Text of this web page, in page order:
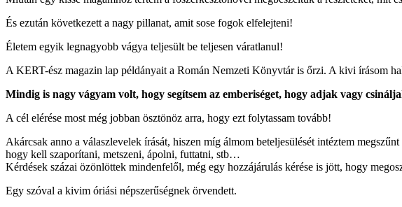
És ezután következett a nagy pillanat, amit sose fogok elfelejteni!
Életem egyik legnagyobb vágya teljesült be teljesen váratlanul!
A KERT-ész magazin lap példányait a Román Nemzeti Könyvtár is őrzi. A kivi írásom
Mindig is nagy vágyam volt, hogy segítsem az emberiséget, hogy adjak vagy
A cél elérése most még jobban ösztönöz arra, hogy ezt folytassam tovább!
Akárcsak anno a válaszlevelek írását, hiszen míg álmom beteljesülését intéztem
hogy kell szaporítani, metszeni, ápolni, futtatni, stb…
Kérdések százai özönlöttek mindenfelől, még egy hozzájárulás kérése is jött, hogy
Egy szóval a kivim óriási népszerűségnek örvendett.